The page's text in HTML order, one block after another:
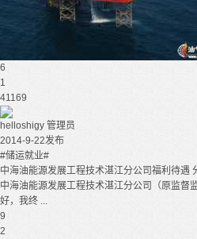
6
1
41169
helloshigy 管理员
2014-9-22发布
#储运就业#
中海油能源发展工程技术湛江分公司福利待遇
中海油能源发展工程技术湛江分公司（原监督
好，我终 ...
9
2